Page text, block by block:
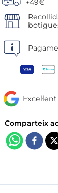
+49€